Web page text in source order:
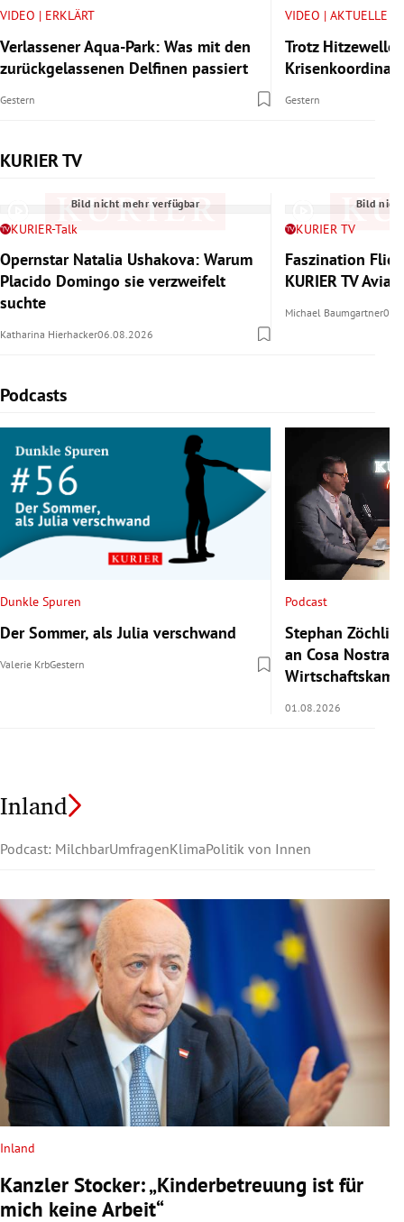
VIDEO | ERKLÄRT
Verlassener Aqua-Park: Was mit den
zurückgelassenen Delfinen passiert
Gestern
VIDEO | AKTUELLE
Trotz
Gestern
KURIER TV
Slide 1 von 6
Bild nicht mehr verfügbar
KURIER-Talk
Opernstar Natalia Ushakova: Warum
Placido Domingo sie verzweifelt
suchte
Katharina Hierhacker06.08.2026
Bild
KURIER TV
Faszination
KURIER TV
Michael Baumgartner
Podcasts
Slide 1 von 4
Dunkle Spuren
Der Sommer, als Julia verschwand
Valerie KrbGestern
Podcast
Stephan
an Cosa Nostra
01.08.2026
Inland
Podcast: MilchbarUmfragenKlimaPolitik von Innen
Inland
Kanzler Stocker: „Kinderbetreuung ist für
mich keine Arbeit“